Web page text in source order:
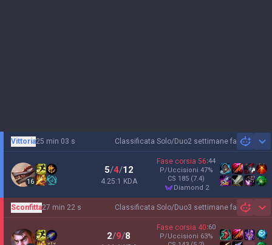
Classificata Solo/Duo2 settimane fa
Vittoria25 min 03 s
16
5/4/12
4.25:1 KDA
Fase corsia 56:44
P/Uccisioni 47%
CS 185 (7.4)
diamond 2
Classificata Solo/Duo3 settimane fa
Sconfitta27 min 22 s
2/9/8
Fase corsia 40:60
P/Uccisioni 63%